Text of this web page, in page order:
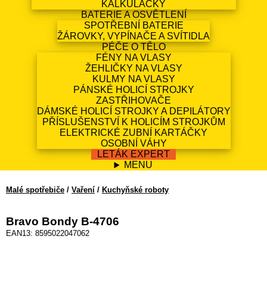
KALKULAČKY
BATERIE A OSVĚTLENÍ
SPOTŘEBNÍ BATERIE
ŽÁROVKY, VYPÍNAČE A SVÍTIDLA
PÉČE O TĚLO
FÉNY NA VLASY
ŽEHLIČKY NA VLASY
KULMY NA VLASY
PÁNSKÉ HOLICÍ STROJKY
ZASTŘIHOVAČE
DÁMSKÉ HOLICÍ STROJKY A DEPILÁTORY
PŘÍSLUŠENSTVÍ K HOLICÍM STROJKŮM
ELEKTRICKÉ ZUBNÍ KARTÁČKY
OSOBNÍ VÁHY
LETÁK EXPERT
MENU
Malé spotřebiče / Vaření / Kuchyňské roboty
Bravo Bondy B-4706
EAN13: 8595022047062